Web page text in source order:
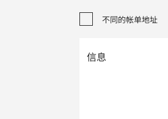
不同的帐单地址